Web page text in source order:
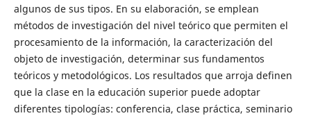
algunos de sus tipos. En su elaboración, se emplean
métodos de investigación del nivel teórico que permiten el
procesamiento de la información, la caracterización del
objeto de investigación, determinar sus fundamentos
teóricos y metodológicos. Los resultados que arroja definen
que la clase en la educación superior puede adoptar
diferentes tipologías: conferencia, clase práctica, seminario